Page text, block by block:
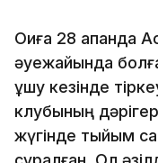
Оқиға 28 ақпанда
әуежайында
ұшу кезінде
клубының
жүгінде тыйым